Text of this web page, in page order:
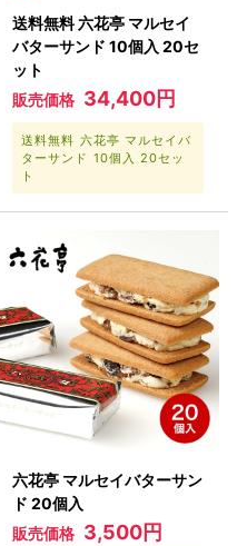
送料無料 六花亭 マルセイ
バターサンド 10個入 20セ
ット
販売価格 34,400円
送料無料 六花亭 マルセイバ
ターサンド 10個入 20セッ
ト
六花亭 マルセイバターサン
ド 20個入
販売価格 3,500円